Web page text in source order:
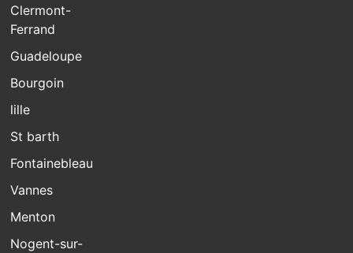
Clermont-
Ferrand
Guadeloupe
Bourgoin
lille
St barth
Fontainebleau
Vannes
Menton
Nogent-sur-